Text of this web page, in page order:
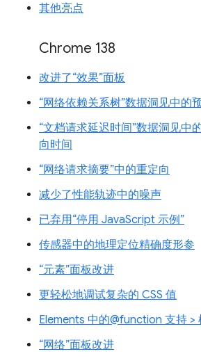
其他亮点
Chrome 138
改进了“效果”面板
“网络依赖关系树”数据洞见中的
“文档请求延迟时间”数据洞见中
向时间
“网络请求摘要”中的重定向
减少了性能轨迹中的噪声
已弃用“停用 JavaScript 示例”
传感器中的地理定位精确度形参
“元素”面板改进
更轻松地调试复杂的 CSS 值
Elements 中的@function 支持 >
“网络”面板改进